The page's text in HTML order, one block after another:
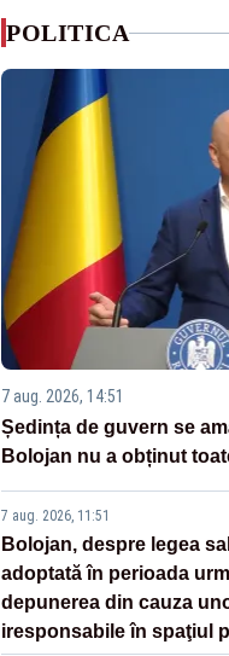
POLITICA
7 aug. 2026, 14:51
Ședința de guvern se
Bolojan nu a obținut
7 aug. 2026, 11:51
Bolojan, despre legea
adoptată în perioada
depunerea din cauza
iresponsabile în spaţiul